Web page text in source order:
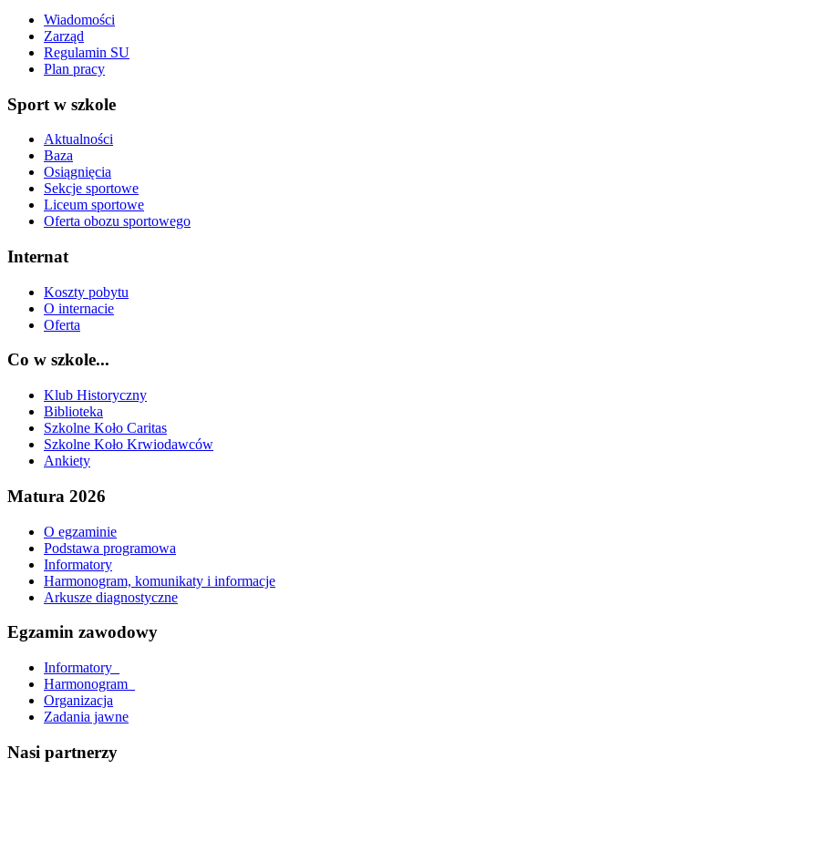
Wiadomości
Zarząd
Regulamin SU
Plan pracy
Sport w szkole
Aktualności
Baza
Osiągnięcia
Sekcje sportowe
Liceum sportowe
Oferta obozu sportowego
Internat
Koszty pobytu
O internacie
Oferta
Co w szkole...
Klub Historyczny
Biblioteka
Szkolne Koło Caritas
Szkolne Koło Krwiodawców
Ankiety
Matura 2026
O egzaminie
Podstawa programowa
Informatory
Harmonogram, komunikaty i informacje
Arkusze diagnostyczne
Egzamin zawodowy
Informatory_
Harmonogram_
Organizacja
Zadania jawne
Nasi partnerzy